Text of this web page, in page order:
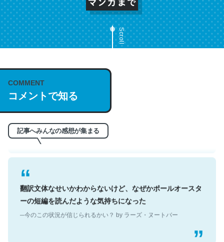
Scroll
COMMENT
コメントで知る
記事へみんなの感想が集まる
これは名文。彼はとてもクレバーなんだろうなと凄く思
う。英語少しでも読める人は原文もお勧め。自分はこの流
翻訳文体なせいかわからないけど、なぜかポールオースタ
ーの短編を読んだような気持ちになった
─今のこの状況が信じられるかい？ by ラーズ・ヌートバー